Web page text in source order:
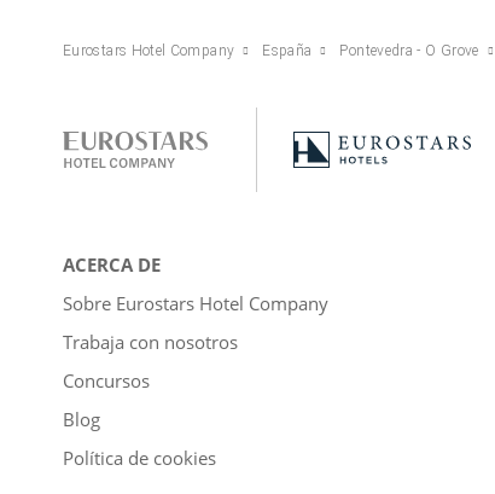
Eurostars Hotel Company España Pontevedra - O Grove
ACERCA DE
Sobre Eurostars Hotel Company
Trabaja con nosotros
Concursos
Blog
Política de cookies